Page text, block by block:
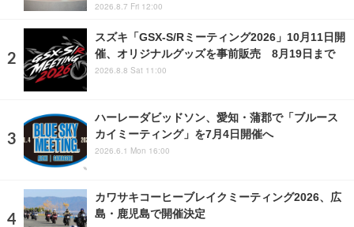
2026.8.7 Fri 12:00
スズキ「GSX-S/Rミーティング2026」10月11日開
催、オリジナルグッズを事前販売 8月19日まで
2026.8.8 Sat 11:00
ハーレーダビッドソン、愛知・蒲郡で「ブルース
カイミーティング」を7月4日開催へ
2026.6.1 Mon 16:00
カワサキコーヒーブレイクミーティング2026、広
島・鹿児島で開催決定